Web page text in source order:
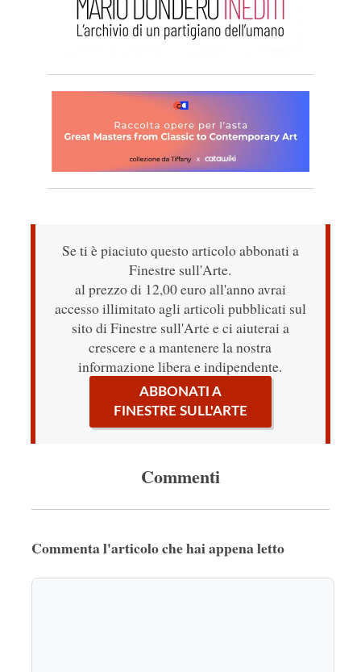
Se ti è piaciuto questo articolo abbonati a
Finestre sull'Arte.
al prezzo di 12,00 euro all'anno avrai
accesso illimitato agli articoli pubblicati sul
sito di Finestre sull'Arte e ci aiuterai a
crescere e a mantenere la nostra
informazione libera e indipendente.
ABBONATI A
FINESTRE SULL'ARTE
Commenti
Commenta l'articolo che hai appena letto